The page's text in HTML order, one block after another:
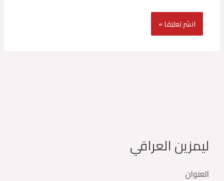
ليمزين العراقي
العنوان